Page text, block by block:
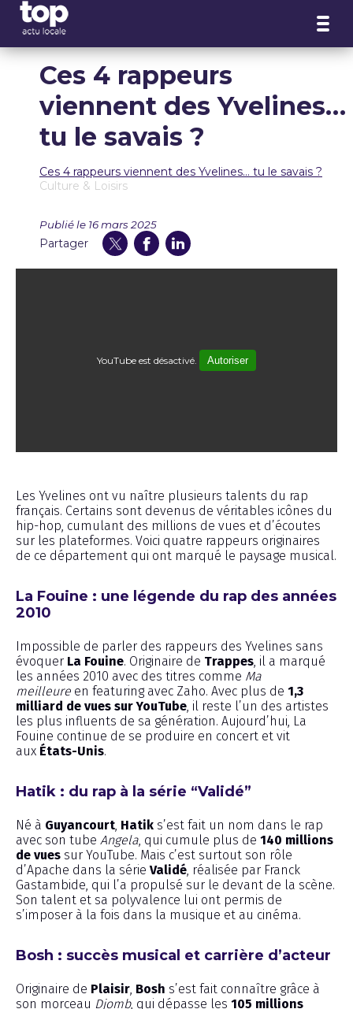
Ces 4 rappeurs
viennent des Yvelines…
tu le savais ?
Ces 4 rappeurs viennent des Yvelines… tu le savais ?
Culture & Loisirs
Publié le 16 mars 2025
Partager
YouTube est désactivé. Autoriser
Les Yvelines ont vu naître plusieurs talents du rap
français. Certains sont devenus de véritables icônes du
hip-hop, cumulant des millions de vues et d’écoutes
sur les plateformes. Voici quatre rappeurs originaires
de ce département qui ont marqué le paysage musical.
La Fouine : une légende du rap des années
2010
Impossible de parler des rappeurs des Yvelines sans
évoquer La Fouine. Originaire de Trappes , il a marqué
les années 2010 avec des titres comme Ma
meilleure en featuring avec Zaho. Avec plus de 1,3
milliard de vues sur YouTube , il reste l’un des artistes
les plus influents de sa génération. Aujourd’hui, La
Fouine continue de se produire en concert et vit
aux États-Unis.
Hatik : du rap à la série “Validé”
Né à Guyancourt Hatik s’est fait un nom dans le rap
avec son tube Angela , qui cumule plus de 140 millions
de vues sur YouTube. Mais c’est surtout son rôle
d’Apache dans la série Validé , réalisée par Franck
Gastambide, qui l’a propulsé sur le devant de la scène.
Son talent et sa polyvalence lui ont permis de
s’imposer à la fois dans la musique et au cinéma.
Bosh : succès musical et carrière d’acteur
Originaire de Plaisir Bosh s’est fait connaître grâce à
son morceau Djomb, qui dépasse les 105 millions
Panneau de gestion des cookies